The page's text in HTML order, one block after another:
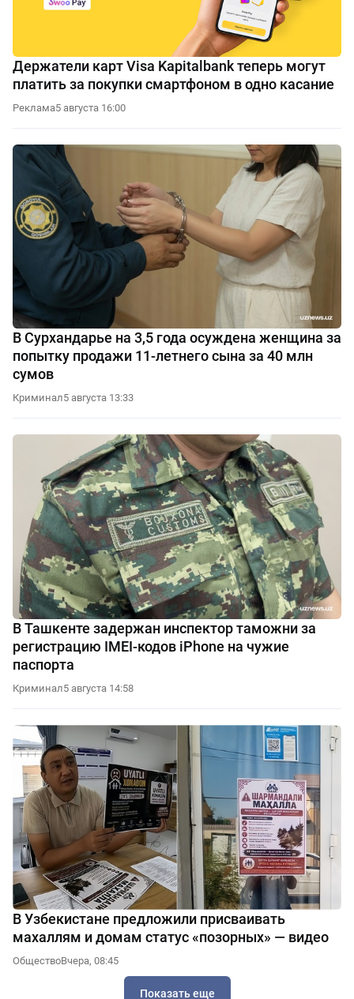
Держатели карт Visa Kapitalbank теперь могут
платить за покупки смартфоном в одно касание
Реклама5 августа 16:00
В Сурхандарье на 3,5 года осуждена женщина за
попытку продажи 11-летнего сына за 40 млн
сумов
Криминал5 августа 13:33
В Ташкенте задержан инспектор таможни за
регистрацию IMEI-кодов iPhone на чужие
паспорта
Криминал5 августа 14:58
В Узбекистане предложили присваивать
махаллям и домам статус «позорных» — видео
ОбществоВчера, 08:45
Показать еще